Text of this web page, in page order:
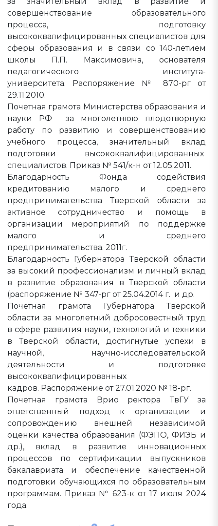
совершенствование образовательного
процесса, подготовку
высококвалифицированных специалистов для
сферы образования и в связи со 140-летием
школы П.П. Максимовича, основателя
педагогического института-
университета. Распоряжение № 870-рг от
29.11.2010.
Почетная грамота Министерства образования и
науки РФ за многолетнюю плодотворную
работу по развитию и совершенствованию
учебного процесса, значительный вклад
подготовки высококвалифицированных
специалистов. Приказ № 541/к-н от 12.05.2011.
Благодарность Фонда содействия
кредитованию малого и среднего
предпринимательства Тверской области за
активное сотрудничество и помощь в
организации мероприятий по поддержке
малого и среднего
предпринимательства. 2011г.
Благодарность Губернатора Тверской области
за высокий профессионализм и личный вклад
в развитие образования в Тверской области
(распоряжение № 347-рг от 25.04.2014 г. и др.
Почетная грамота Губернатора Тверской
области за многолетний добросовестный труд
в сфере развития науки, технологий и техники
в Тверской области, достигнутые успехи в
научной, научно-исследовательской
деятельности и подготовке
высококвалифицированных
кадров. Распоряжение от 27.01.2020 № 18-рг.
Почетная грамота Врио ректора ТвГУ за
ответственный подход к организации и
сопровождению внешней независимой
оценки качества образования (ФЭПО, ФИЭБ и
др.), вклад в развитие инновационных
процессов по сертификации выпускников
бакалавриата и обеспечение качественной
подготовки обучающихся по образовательным
программам. Приказ № 623-к от 17 июля 2024
года.